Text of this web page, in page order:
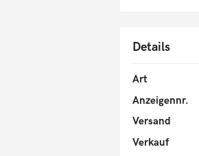
Details
Art
Anzeigennr.
Versand
Verkauf